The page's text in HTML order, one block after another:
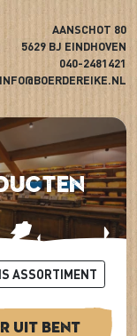
AANSCHOT 80
5629 BJ EINDHOVEN
040-2481421
INFO@BOERDEREIKE.NL
ASSORTIMENT
uit bent